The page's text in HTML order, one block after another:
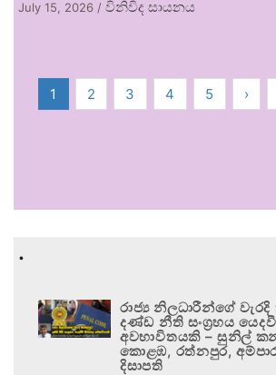
July 15, 2026 / විනිවිද සායනය
1 2 3 4 5 ›
.
රාජ්‍ය නිලධාරීන්ගේ
දණ්ඩ නීති සංග්‍රහය
අවභාවිතයකි – සුනිල්
කොළඹ, රත්නපුර,
දිසාපති